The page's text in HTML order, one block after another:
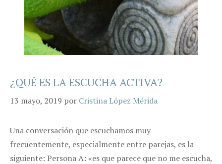
¿QUÉ ES LA ESCUCHA ACTIVA?
13 mayo, 2019 por Cristina López Mérida
Una conversación que escuchamos muy
frecuentemente, especialmente entre parejas, es la
siguiente: Persona A: «es que parece que no me escucha,